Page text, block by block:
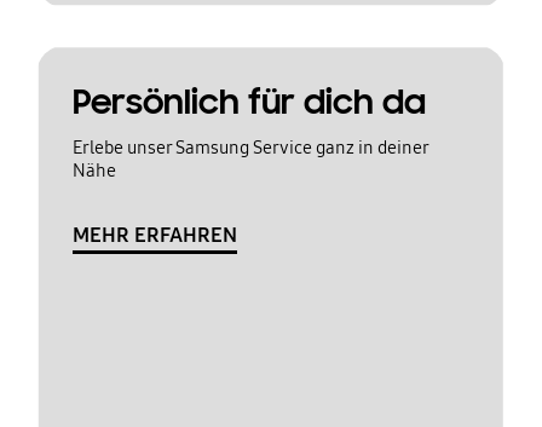
Persönlich für dich da
Erlebe unser Samsung Service ganz in deiner
Nähe
MEHR ERFAHREN